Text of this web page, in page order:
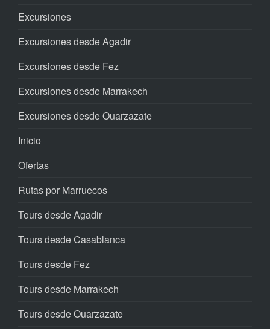
Excursiones
Excursiones desde Agadir
Excursiones desde Fez
Excursiones desde Marrakech
Excursiones desde Ouarzazate
Inicio
Ofertas
Rutas por Marruecos
Tours desde Agadir
Tours desde Casablanca
Tours desde Fez
Tours desde Marrakech
Tours desde Ouarzazate